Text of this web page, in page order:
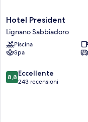
Hotel
President
Lignano
Sabbiadoro
Hotel President
Lignano Sabbiadoro
Piscina
Spa
8.8
su
8,8 Eccellente
243 recensioni